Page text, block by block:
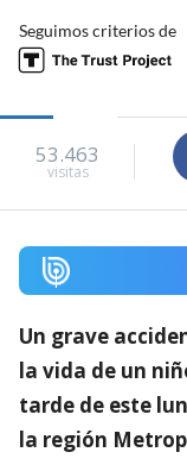
Seguimos criterios de
53.463
visitas
Un grave
la vida de un
tarde de este
la región